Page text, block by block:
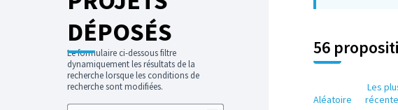
DÉPOSÉS
Le formulaire ci-dessous filtre
dynamiquement les résultats de la
recherche lorsque les conditions de
recherche sont modifiées.
56
Aléatoire
Les